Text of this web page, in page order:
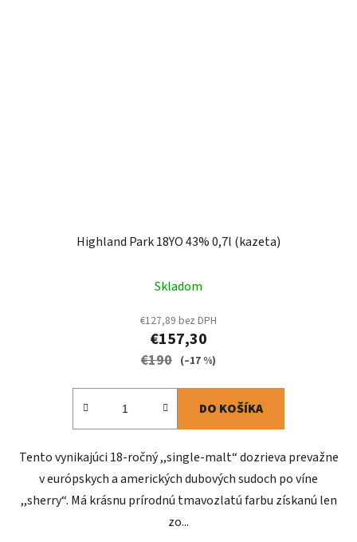
Highland Park 18YO 43% 0,7l (kazeta)
Skladom
€127,89 bez DPH
€157,30
€190 (–17 %)
DO KOŠÍKA
Tento vynikajúci 18-ročný ,,single-malt“ dozrieva prevažne
v európskych a amerických dubových sudoch po víne
,,sherry“. Má krásnu prírodnú tmavozlatú farbu získanú len
zo...